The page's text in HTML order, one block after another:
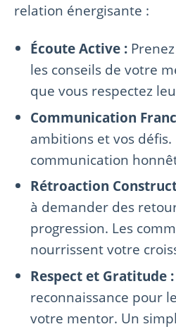
relation énergisante :
Écoute Active :
les conseils de votre
que vous respectez
Communication
ambitions et vos défis.
communication
Rétroaction
à demander des
progression. Les
nourrissent votre
Respect et Gratitude :
reconnaissance pour
votre mentor. Un